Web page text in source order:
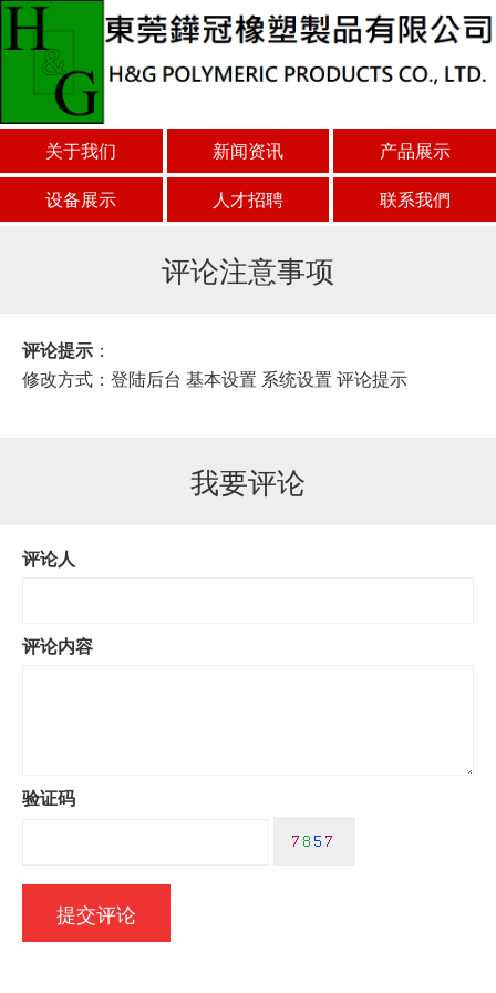
关于我们 新闻资讯
产品展示
设备展示
人才招聘 联系我們
评论注意事项
评论提示 ：
修改方式：登陆后台 基本设置 系统设置 评论提示
我要评论
评论人
评论内容
验证码